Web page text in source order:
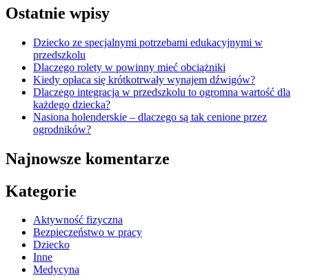
Ostatnie wpisy
Dziecko ze specjalnymi potrzebami edukacyjnymi w
przedszkolu
Dlaczego rolety w powinny mieć obciążniki
Kiedy opłaca się krótkotrwały wynajem dźwigów?
Dlaczego integracja w przedszkolu to ogromna wartość dla
każdego dziecka?
Nasiona holenderskie – dlaczego są tak cenione przez
ogrodników?
Najnowsze komentarze
Kategorie
Aktywność fizyczna
Bezpieczeństwo w pracy
Dziecko
Inne
Medycyna